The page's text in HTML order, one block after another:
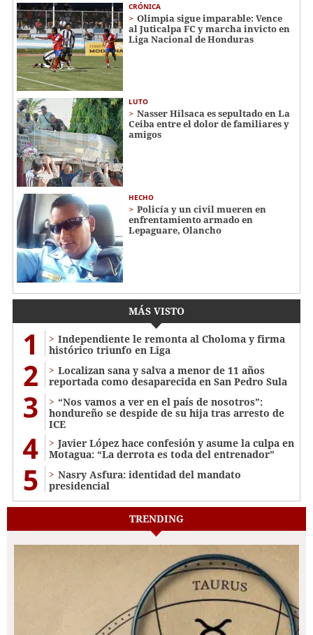
CRÓNICA
Olimpia sigue imparable: Vence
al Juticalpa FC y marcha invicto en
Liga Nacional de Honduras
LUTO
Nasser Hilsaca es sepultado en La
Ceiba entre el dolor de familiares y
amigos
HECHO
Policía y un civil mueren en
enfrentamiento armado en
Lepaguare, Olancho
MÁS VISTO
1
Independiente le remonta al Choloma y firma
histórico triunfo en Liga
2
Localizan sana y salva a menor de 11 años
reportada como desaparecida en San Pedro Sula
3
“Nos vamos a ver en el país de nosotros”:
hondureño se despide de su hija tras arresto de
ICE
4
Javier López hace confesión y asume la culpa en
Motagua: “La derrota es toda del entrenador”
5
Nasry Asfura: identidad del mandato
presidencial
TRENDING